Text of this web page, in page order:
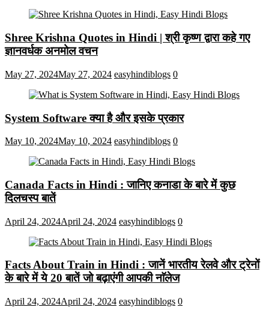
Shree Krishna Quotes in Hindi | श्री कृष्ण द्वारा कहे गए
ज्ञानवर्धक अनमोल वचन
May 27, 2024May 27, 2024 easyhindiblogs 0
System Software क्या है और इसके प्रकार
May 10, 2024May 10, 2024 easyhindiblogs 0
Canada Facts in Hindi : जानिए कनाडा के बारे में कुछ
दिलचस्प बातें
April 24, 2024April 24, 2024 easyhindiblogs 0
Facts About Train in Hindi : जानें भारतीय रेलवे और ट्रेनों
के बारे में ये 20 बातें जो बढ़ाएंगी आपकी नाॅलेज
April 24, 2024April 24, 2024 easyhindiblogs 0